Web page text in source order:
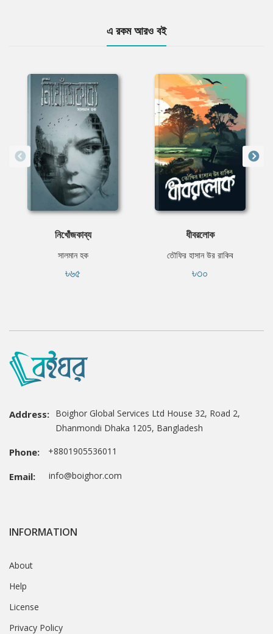
এ রকম আরও বই
নিখোঁজকাব্য
সালমান হক
৳৬৫
ধীবরলোক
তৌফির হাসান উর রাকিব
৳৩০
Address: Boighor Global Services Ltd House 32, Road 2,
Dhanmondi Dhaka 1205, Bangladesh
Phone: +8801905536011
Email: info@boighor.com
INFORMATION
About
Help
License
Privacy Policy